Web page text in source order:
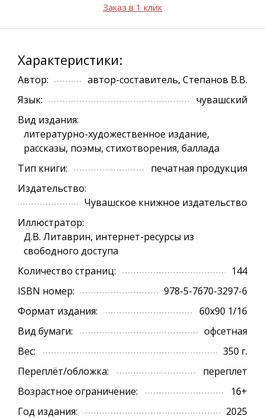
Заказ в 1 клик
Характеристики:
Автор:
автор-составитель, Степанов В.В.
Язык:
чувашский
Вид издания:
литературно-художественное издание,
рассказы, поэмы, стихотворения, баллада
Тип книги:
печатная продукция
Издательство:
Чувашское книжное издательство
Иллюстратор:
Д.В. Литаврин, интернет-ресурсы из
свободного доступа
Количество страниц:
144
ISBN номер:
978-5-7670-3297-6
Формат издания:
60х90 1/16
Вид бумаги:
офсетная
Вес:
350 г.
Переплёт/обложка:
переплет
Возрастное ограничение:
16+
Год издания:
2025